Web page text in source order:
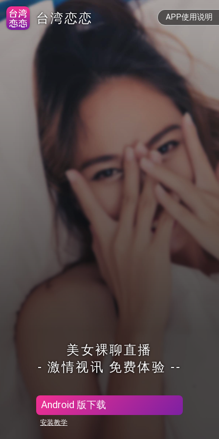
台湾恋恋 APP使用说明
美女裸聊直播
- 激情视讯 免费体验 --
Android 版下载
安装教学